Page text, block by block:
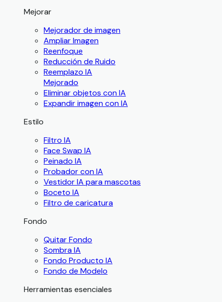
Mejorar
Mejorador de imagen
Ampliar Imagen
Reenfoque
Reducción de Ruido
Reemplazo IA
Mejorado
Eliminar objetos con IA
Expandir imagen con IA
Estilo
Filtro IA
Face Swap IA
Peinado IA
Probador con IA
Vestidor IA para mascotas
Boceto IA
Filtro de caricatura
Fondo
Quitar Fondo
Sombra IA
Fondo Producto IA
Fondo de Modelo
Herramientas esenciales